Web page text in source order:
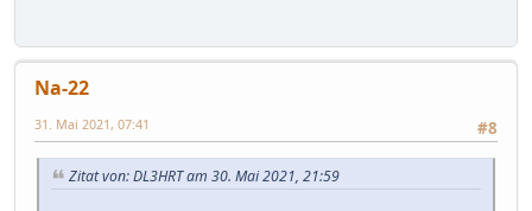
Na-22
#8
31. Mai 2021, 07:41
Zitat von: DL3HRT am 30. Mai 2021, 21:59